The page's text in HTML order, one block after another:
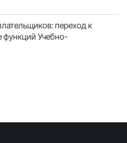
переход к
функций Учебно-